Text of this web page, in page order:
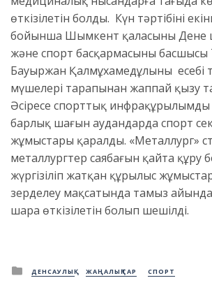
өткізілетін болды. Күн тәртібінің
бойынша Шымкент қаласының
және спорт басқармасының
Бауыржан Қалмұхамедұлының есебі
мүшелері тарапынан жаппай қызу
Әсіресе спорттық
барлық шағын аудандарда спорт
жұмыстары қаралды. «Металлург»
металлургтер саябағын қайта құру
жүргізіліп жатқан құрылыс
зерделеу мақсатында тамыз айында
шара өткізілетін болып шешілді.
Posted
in
ДЕНСАУЛЫҚ ЖАҢАЛЫҚТАР СПОРТ